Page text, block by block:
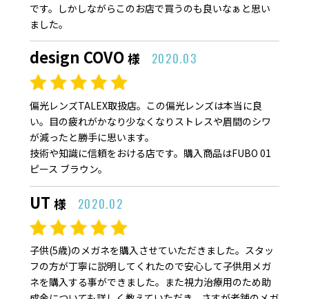
です。しかしながらこのお店で買うのも良いなぁと思い
ました。
design COVO 様 2020.03
偏光レンズTALEX取扱店。この偏光レンズは本当に良
い。目の疲れがかなり少なくなりストレスや眉間のシワ
が減ったと勝手に思います。
技術や知識に信頼をおける店です。購入商品はFUBO 01
ピース ブラウン。
UT 様 2020.02
子供(5歳)のメガネを購入させていただきました。スタッ
フの方が丁寧に説明してくれたので安心して子供用メガ
ネを購入する事ができました。また視力治療用のため助